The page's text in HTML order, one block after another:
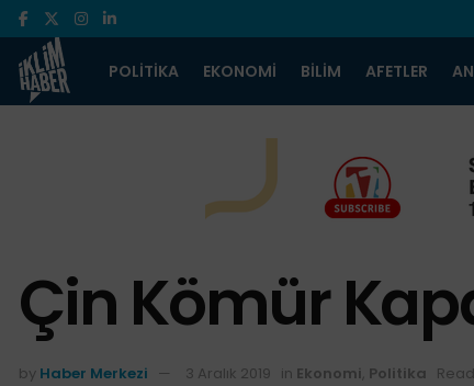
POLITIKA EKONOMI BILIM AFETLER
Çin Kömür
by Haber Merkezi 3 Aralık 2019 in Ekonomi Politika